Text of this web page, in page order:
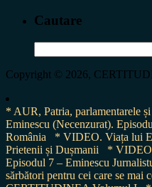
Cautare
for:
Copyright © 2026,
* AUR, Patria, parlamentarele și
Eminescu (Necenzurat).
România
* VIDEO. Viața lui
Prietenii și Dușmanii
*
Episodul 7 – Eminescu
sărbători pentru cei care se mai